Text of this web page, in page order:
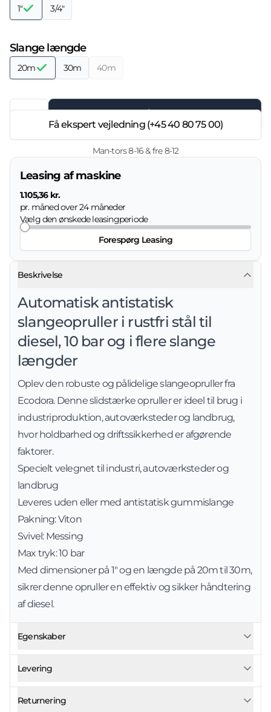
1" 3/4"
Slange længde
20m 30m 40m
Læg i kurven
Få ekspert vejledning (+45 40 80 75 00)
Man-tors 8-16 & fre 8-12
Leasing af maskine
1.105,36 kr.
pr. måned over24måneder
Vælg den ønskede leasingperiode
Forespørg Leasing
Beskrivelse
Automatisk antistatisk
slangeopruller i rustfri stål til
diesel, 10 bar og i flere slange
længder
Oplev den robuste og pålidelige slangeopruller fra
Ecodora. Denne slidstærke opruller er ideel til brug i
industriproduktion, autoværksteder og landbrug,
hvor holdbarhed og driftssikkerhed er afgørende
faktorer.
Specielt velegnet til industri, autoværksteder og
landbrug
Leveres uden eller med antistatisk gummislange
Pakning: Viton
Svivel: Messing
Max tryk: 10 bar
Med dimensioner på 1" og en længde på 20m til 30m,
sikrer denne opruller en effektiv og sikker håndtering
af diesel.
Egenskaber
Levering
Returnering